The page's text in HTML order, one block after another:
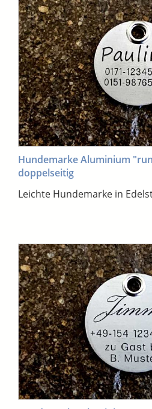
Hundemarke Aluminium
doppelseitig
Leichte Hundemarke in